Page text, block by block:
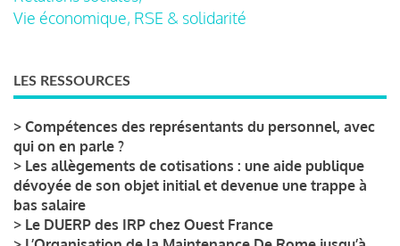
Vie économique, RSE & solidarité
LES RESSOURCES
> Compétences des représentants du personnel, avec
qui on en parle ?
> Les allègements de cotisations : une aide publique
dévoyée de son objet initial et devenue une trappe à
bas salaire
> Le DUERP des IRP chez Ouest France